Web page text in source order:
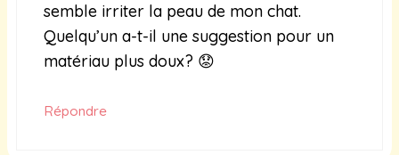
semble irriter la peau de mon chat.
Quelqu’un a-t-il une suggestion pour un
matériau plus doux? 😟
Répondre